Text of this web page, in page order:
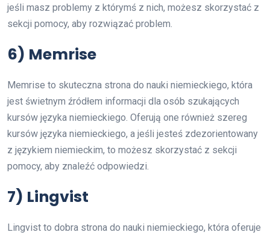
jeśli masz problemy z którymś z nich, możesz skorzystać z
sekcji pomocy, aby rozwiązać problem.
6) Memrise
Memrise to skuteczna strona do nauki niemieckiego, która
jest świetnym źródłem informacji dla osób szukających
kursów języka niemieckiego. Oferują one również szereg
kursów języka niemieckiego, a jeśli jesteś zdezorientowany
z językiem niemieckim, to możesz skorzystać z sekcji
pomocy, aby znaleźć odpowiedzi.
7) Lingvist
Lingvist to dobra strona do nauki niemieckiego, która oferuje